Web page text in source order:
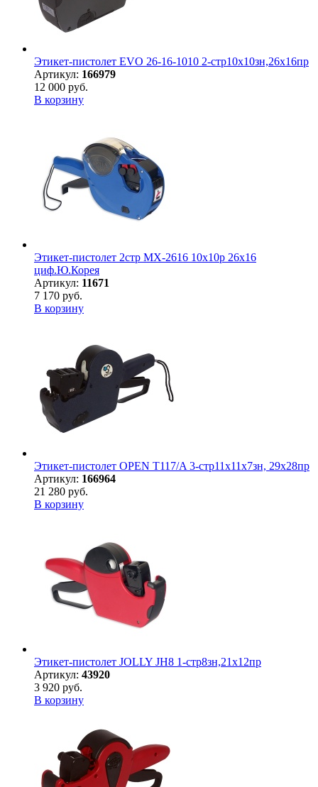
Этикет-пистолет EVO 26-16-1010 2-стр10х10зн,26х16пр
Артикул: 166979
12 000 руб.
В корзину
Этикет-пистолет 2стр MX-2616 10х10р 26х16
циф.Ю.Корея
Артикул: 11671
7 170 руб.
В корзину
Этикет-пистолет OPEN T117/A 3-стр11х11х7зн, 29х28пр
Артикул: 166964
21 280 руб.
В корзину
Этикет-пистолет JOLLY JH8 1-стр8зн,21х12пр
Артикул: 43920
3 920 руб.
В корзину